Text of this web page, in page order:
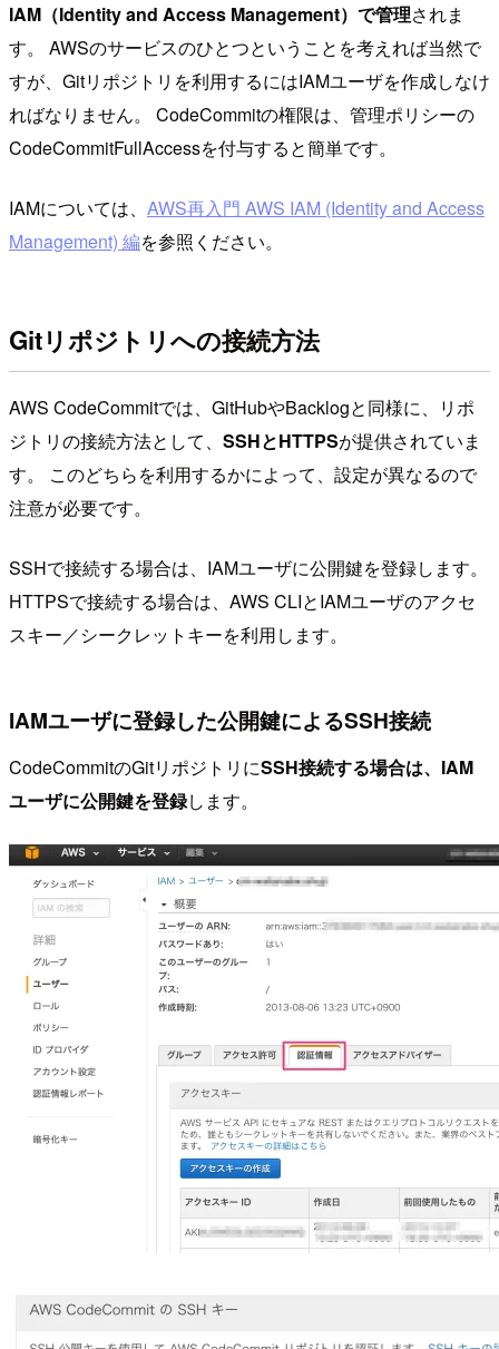
IAM（Identity and Access Management）で管理されま
す。 AWSのサービスのひとつということを考えれば当然で
すが、Gitリポジトリを利用するにはIAMユーザを作成しなけ
ればなりません。 CodeCommitの権限は、管理ポリシーの
CodeCommitFullAccessを付与すると簡単です。
IAMについては、 AWS再入門 AWS IAM (Identity and Access
Management) 編を参照ください。
Gitリポジトリへの接続方法
AWS CodeCommitでは、GitHubやBacklogと同様に、リポ
ジトリの接続方法として、 SSHとHTTPSが提供されていま
す。 このどちらを利用するかによって、設定が異なるので
注意が必要です。
SSHで接続する場合は、IAMユーザに公開鍵を登録します。
HTTPSで接続する場合は、AWS CLIとIAMユーザのアクセ
スキー／シークレットキーを利用します。
IAMユーザに登録した公開鍵によるSSH接続
CodeCommitのGitリポジトリにSSH接続する場合は、IAM
ユーザに公開鍵を登録します。